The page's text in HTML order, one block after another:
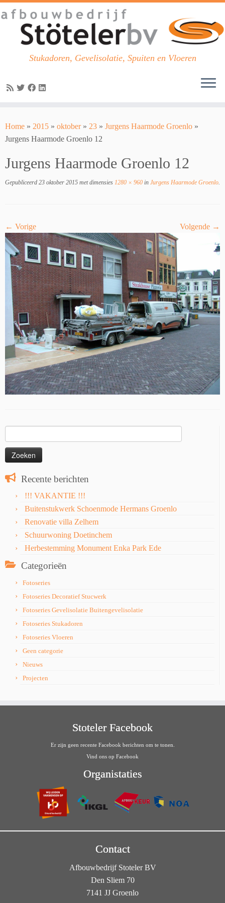
to
content
Stukadoren, Gevelisolatie, Spuiten en Vloeren
Home » 2015 » oktober » 23 » Jurgens Haarmode Groenlo »
Jurgens Haarmode Groenlo 12
Jurgens Haarmode Groenlo 12
Gepubliceerd 23 oktober 2015 met dimensies 1280 × 960 in Jurgens Haarmode Groenlo
← Vorige Volgende →
naar:
Recente berichten
!!! VAKANTIE !!!
Buitenstukwerk Schoenmode Hermans Groenlo
Renovatie villa Zelhem
Schuurwoning Doetinchem
Herbestemming Monument Enka Park Ede
Categorieën
Fotoseries
Fotoseries Decoratief Stucwerk
Fotoseries Gevelisolatie Buitengevelisolatie
Fotoseries Stukadoren
Fotoseries Vloeren
Geen categorie
Nieuws
Projecten
Stoteler Facebook
Er zijn geen recente Facebook berichten om te tonen.
Vind ons op Facebook
Organistaties
Contact
Afbouwbedrijf Stoteler BV
Den Sliem 70
7141 JJ Groenlo